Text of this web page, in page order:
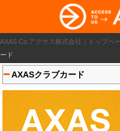
AXAS Co.アクサス株式会社｜トップペ
ード
AXASクラブカード